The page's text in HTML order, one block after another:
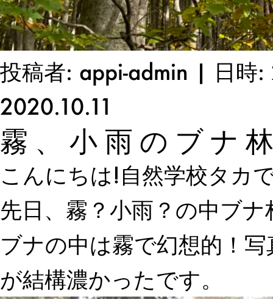
投稿者: appi-admin | 日時:
2020.10.11
霧、小雨のブナ
こんにちは!自然学校タカ
先日、霧？小雨？の中ブ
ブナの中は霧で幻想的！
が結構濃かったです。